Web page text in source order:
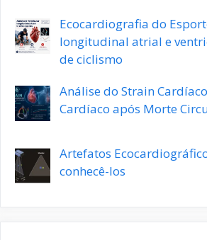
Ecocardiografia do
longitudinal atrial e
de ciclismo
Análise do Strain
Cardíaco após Morte
Artefatos
conhecê-los